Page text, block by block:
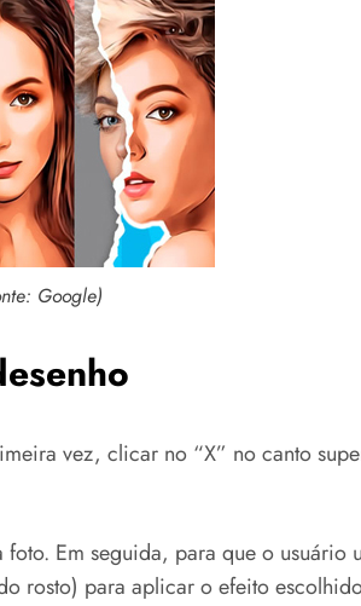
Google)
vez, clicar no “X” no canto
Em seguida, para que o usuário
rosto) para aplicar o efeito